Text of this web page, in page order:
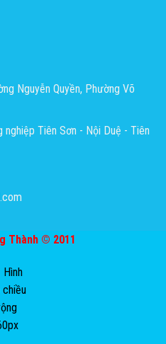
Nguyễn Quyền, Phường Võ
Tiên Sơn - Nội Duệ - Tiên
Thành © 2011